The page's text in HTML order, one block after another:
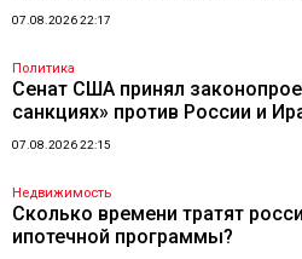
07.08.2026 22:17
Политика
Сенат США принял
санкциях» против России и
07.08.2026 22:15
Недвижимость
Сколько времени тратят
ипотечной программы?